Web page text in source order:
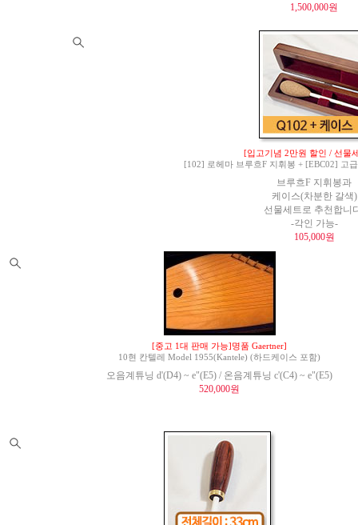
1,500,000원
[입고기념 2만원 할인 / 선물
[102] 로헤마 브루흐F 지휘봉 + [EBC02] 고
브루흐F 지휘봉과
케이스(차분한 갈색)
선물세트로 추천합니
-각인 가능-
105,000원
[중고 1대 판매 가능]명품 Gaertner]
10현 칸텔레 Model 1955(Kantele) (하드케이스 포함)
오음계튜닝 d'(D4) ~ e"(E5) / 온음계튜닝 c'(C4) ~ e"(E5)
520,000원